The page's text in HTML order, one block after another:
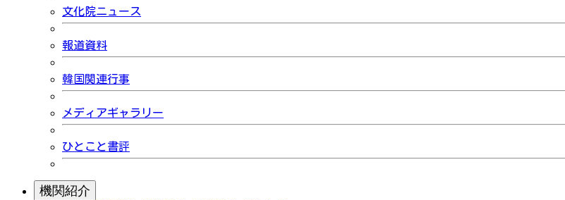
文化院ニュース
報道資料
韓国関連行事
メディアギャラリー
ひとこと書評
機関紹介